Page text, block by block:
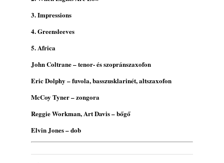
Szabolcs
2026. július 25.
FREE JAZZ ALBUMS 2026 - 134. rész
A free jazz kiemelkedő alakjai - 79. rész:
Marion Brown
3. Impressions
4. Greensleeves
5. Africa
John Coltrane – tenor- és szopránszaxofon
Eric Dolphy – fuvola, basszusklarinét, altszaxofon
McCoy Tyner – zongora
Reggie Workman, Art Davis – bőgő
Elvin Jones – dob